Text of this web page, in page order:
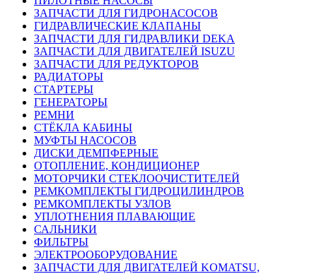
ЗАПЧАСТИ ДЛЯ ГИДРОНАСОСОВ
ГИДРАВЛИЧЕСКИЕ КЛАПАНЫ
ЗАПЧАСТИ ДЛЯ ГИДРАВЛИКИ DEKA
ЗАПЧАСТИ ДЛЯ ДВИГАТЕЛЕЙ ISUZU
ЗАПЧАСТИ ДЛЯ РЕДУКТОРОВ
РАДИАТОРЫ
СТАРТЕРЫ
ГЕНЕРАТОРЫ
РЕМНИ
СТЁКЛА КАБИНЫ
МУФТЫ НАСОСОВ
ДИСКИ ДЕМПФЕРНЫЕ
ОТОПЛЕНИЕ, КОНДИЦИОНЕР
МОТОРЧИКИ СТЕКЛООЧИСТИТЕЛЕЙ
РЕМКОМПЛЕКТЫ ГИДРОЦИЛИНДРОВ
РЕМКОМПЛЕКТЫ УЗЛОВ
УПЛОТНЕНИЯ ПЛАВАЮЩИЕ
САЛЬНИКИ
ФИЛЬТРЫ
ЭЛЕКТРООБОРУДОВАНИЕ
ЗАПЧАСТИ ДЛЯ ДВИГАТЕЛЕЙ KOMATSU,